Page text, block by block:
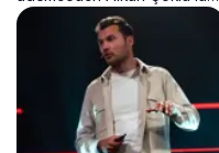
zien hoe je onder druk
helder blijft, spanning
loslaat en leiding neemt
vanuit rust en bewustzijn.